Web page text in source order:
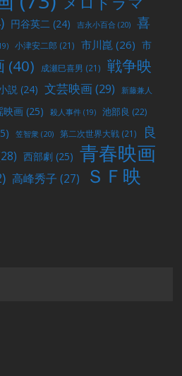
円谷英二 (24) 吉永小百合 (20)
喜
小津安二郎 (21) 市川崑 (26) 市
(40) 成瀬巳喜男 (21)
戦争映
説 (24) 文芸映画(29) 新藤兼人
映画 (25) 殺人事件 (19) 池部良 (22)
笠智衆 (20) 第二次世界大戦 (21)
良
西部劇 (25) 青春映画
高峰秀子 (27)
ＳＦ映